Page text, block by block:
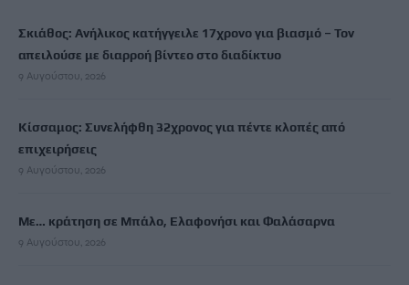
Σκιάθος: Ανήλικος κατήγγειλε 17χρονο για βιασμό – Τον
απειλούσε με διαρροή βίντεο στο διαδίκτυο
9 Αυγούστου, 2026
Κίσσαμος: Συνελήφθη 32χρονος για πέντε κλοπές από
επιχειρήσεις
9 Αυγούστου, 2026
Με… κράτηση σε Μπάλο, Ελαφονήσι και Φαλάσαρνα
9 Αυγούστου, 2026